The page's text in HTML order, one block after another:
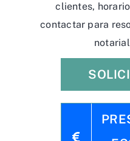
clientes,
contactar para